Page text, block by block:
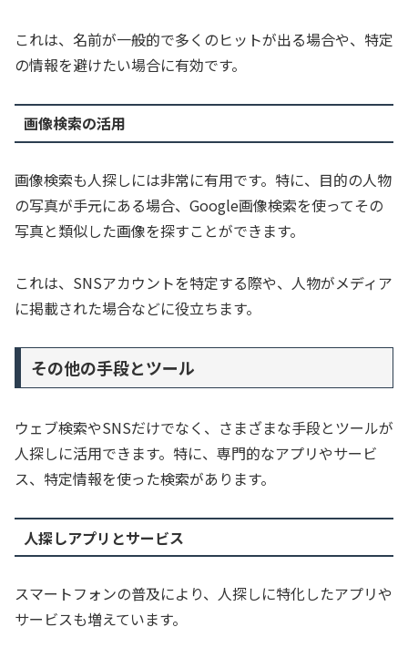
これは、名前が一般的で多くのヒットが出る場合や、特定
の情報を避けたい場合に有効です。
画像検索の活用
画像検索も人探しには非常に有用です。特に、目的の人物
の写真が手元にある場合、Google画像検索を使ってその
写真と類似した画像を探すことができます。
これは、SNSアカウントを特定する際や、人物がメディア
に掲載された場合などに役立ちます。
その他の手段とツール
ウェブ検索やSNSだけでなく、さまざまな手段とツールが
人探しに活用できます。特に、専門的なアプリやサービ
ス、特定情報を使った検索があります。
人探しアプリとサービス
スマートフォンの普及により、人探しに特化したアプリや
サービスも増えています。